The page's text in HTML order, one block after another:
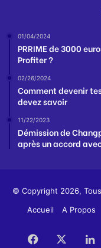
01/04/2024
PRRIME de 3000
Profiter ?
02/26/2024
Comment devenir
devez savoir
11/22/2023
Démission de
après un accord
© Copyright 2026,
Accueil
A Propos
Facebook